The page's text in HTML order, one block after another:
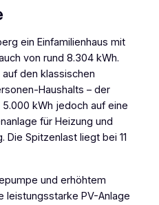
ein Einfamilienhaus mit
von rund 8.304 kWh.
den klassischen
Haushalts – der
kWh jedoch auf eine
für Heizung und
Spitzenlast liegt bei 11
und erhöhtem
leistungsstarke PV-Anlage